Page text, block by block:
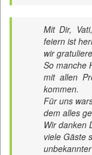
Mit Dir,
feiern ist
wir
So manche
mit allen
kommen.
Für uns
dem alles
Wir danken
viele Gäste